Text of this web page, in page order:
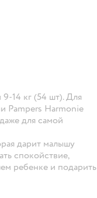
14 кг (54 шт). Для
Pampers Harmonie
для самой
дарит малышу
спокойствие,
ребенке и подарить